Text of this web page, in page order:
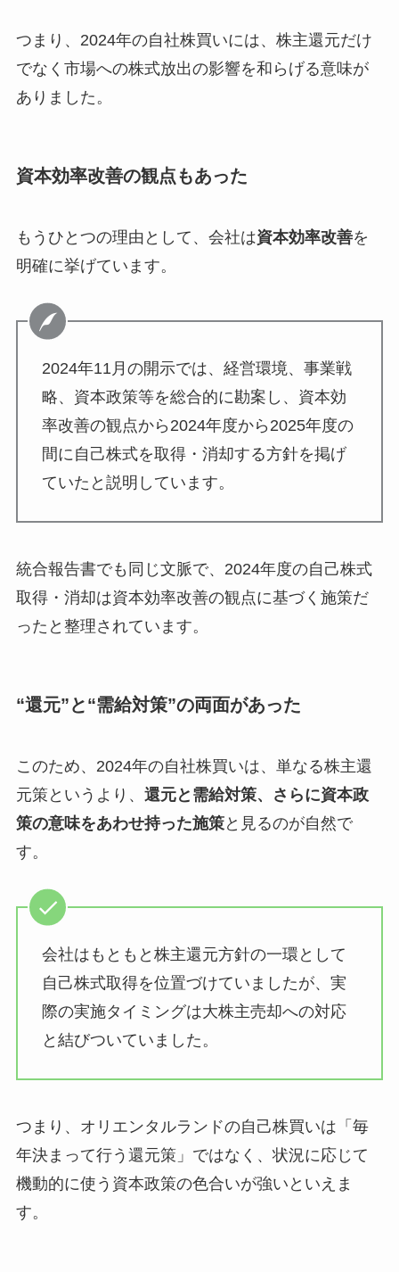
つまり、2024年の自社株買いには、株主還元だけ
でなく市場への株式放出の影響を和らげる意味が
ありました。
資本効率改善の観点もあった
もうひとつの理由として、会社は資本効率改善を
明確に挙げています。
2024年11月の開示では、経営環境、事業戦
略、資本政策等を総合的に勘案し、資本効
率改善の観点から2024年度から2025年度の
間に自己株式を取得・消却する方針を掲げ
ていたと説明しています。
統合報告書でも同じ文脈で、2024年度の自己株式
取得・消却は資本効率改善の観点に基づく施策だ
ったと整理されています。
“還元”と“需給対策”の両面があった
このため、2024年の自社株買いは、単なる株主還
元策というより、 還元と需給対策、さらに資本政
策の意味をあわせ持った施策と見るのが自然で
す。
会社はもともと株主還元方針の一環として
自己株式取得を位置づけていましたが、実
際の実施タイミングは大株主売却への対応
と結びついていました。
つまり、オリエンタルランドの自己株買いは「毎
年決まって行う還元策」ではなく、状況に応じて
機動的に使う資本政策の色合いが強いといえま
す。